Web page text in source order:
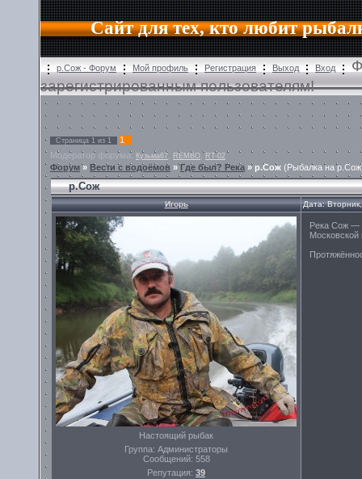
Сайт для тех, кто любит
р.Сож - Форум Мой профиль Регистрация Выход Вход
зарегистрированным пользователям!
Страница 1 из 1
1
Модератор форума: Кузьма67 REMBO , RT-02
Форум» Вести с водоёмов »Где был? Река »р.Сож (Рыбалка на
р.Сож
Игорь Дата:
Настоящий рыбак
Группа: Администраторы
Сообщений: 558
Репутация: 39
Река Сож —